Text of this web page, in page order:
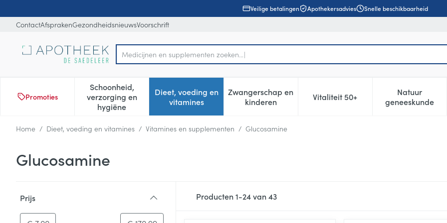
Veilige betalingen Apothekersadvies Snelle beschikbaarheid
ContactAfsprakenGezondheidsnieuwsVoorschrift
Product, merk, categorie...
Promoties
Schoonheid,
verzorging en
hygiëne
Toon submenu voor Schoonheid, verzorging en hygiëne categorie
Dieet, voeding en
vitaminesToon submenu voor Dieet, voeding en vitamines categorie
Zwangerschap en
kinderenToon submenu voor Zwangerschap en kinderen
Vitaliteit 50+Toon submenu voor Vitaliteit
Natuur
geneeskunde
Toon
Home / Dieet, voeding en vitamines / Vitamines en supplementen / Glucosamine
Glucosamine
Prijs
Producten1-24van43